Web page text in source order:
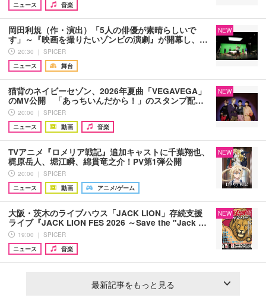
ニュース
音楽
岡田利規（作・演出）「5人の俳優が素晴らしいで
す」～『映画を撮りたいゾンビの演劇』が開幕し、…
20:30 ｜ SPICER
ニュース
舞台
NEW
猫背のネイビーセゾン、2026年夏曲「VEGAVEGA」
のMV公開 「あっちいんだから！」のスタンプ配…
20:00 ｜ SPICER
ニュース
動画 音楽
NEW
TVアニメ『ロメリア戦記』追加キャストに千葉翔也、
梶原岳人、堀江瞬、綿貫竜之介！PV第1弾公開
20:00 ｜ SPICER
ニュース
動画 アニメ/ゲーム
NEW
大阪・茨木のライブハウス「JACK LION」存続支援
ライブ『JACK LION FES 2026 ～Save the "Jack …
19:00 ｜ SPICER
ニュース
音楽
NEW
最新記事をもっと見る